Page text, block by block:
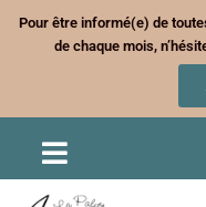
Pour être informé(e) de
de chaque mois,